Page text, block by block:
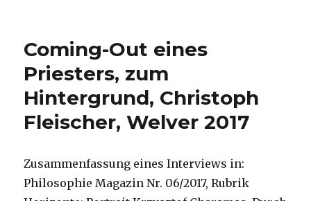
vatikanischen
von
Christoph
Fleischer,
Coming-Out eines
Priesters, zum
Hintergrund, Christoph
Fleischer, Welver 2017
Zusammenfassung eines Interviews in:
Philosophie Magazin Nr. 06/2017, Rubrik